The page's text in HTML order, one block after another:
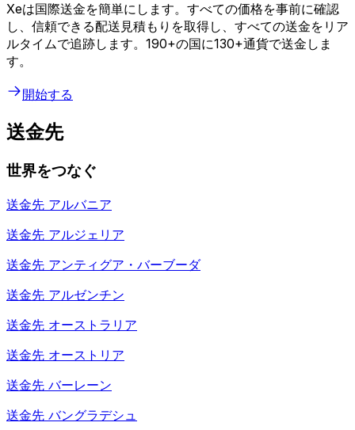
Xeは国際送金を簡単にします。すべての価格を事前に確認
し、信頼できる配送見積もりを取得し、すべての送金をリア
ルタイムで追跡します。190+の国に130+通貨で送金しま
す。
開始する
送金先
世界をつなぐ
送金先 アルバニア
送金先 アルジェリア
送金先 アンティグア・バーブーダ
送金先 アルゼンチン
送金先 オーストラリア
送金先 オーストリア
送金先 バーレーン
送金先 バングラデシュ